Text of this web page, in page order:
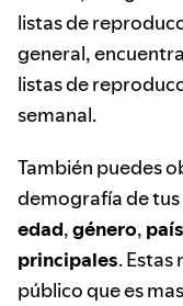
listas de
general,
listas de
semanal.
También puedes
demografía de tus
edad,género,
principales.
público que es